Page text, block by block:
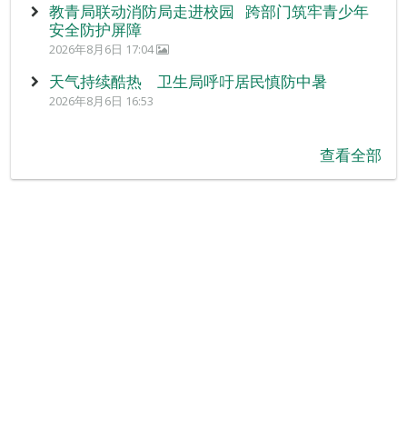
教青局联动消防局走进校园 跨部门筑牢青少年
安全防护屏障
2026年8月6日 17:04
天气持续酷热 卫生局呼吁居民慎防中暑
2026年8月6日 16:53
查看全部